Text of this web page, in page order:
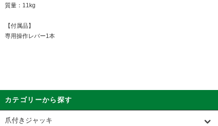
質量：11kg
【付属品】
専用操作レバー1本
カテゴリーから探す
爪付きジャッキ